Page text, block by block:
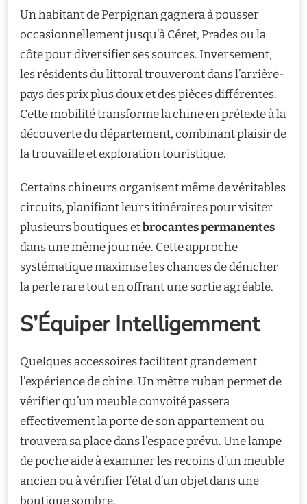
Un habitant de Perpignan gagnera à pousser
occasionnellement jusqu’à Céret, Prades ou la
côte pour diversifier ses sources. Inversement,
les résidents du littoral trouveront dans l’arrière-
pays des prix plus doux et des pièces différentes.
Cette mobilité transforme la chine en prétexte à la
découverte du département, combinant plaisir de
la trouvaille et exploration touristique.
Certains chineurs organisent même de véritables
circuits, planifiant leurs itinéraires pour visiter
plusieurs boutiques etbrocantes permanentes
dans une même journée. Cette approche
systématique maximise les chances de dénicher
la perle rare tout en offrant une sortie agréable.
S’Équiper Intelligemment
Quelques accessoires facilitent grandement
l’expérience de chine. Un mètre ruban permet de
vérifier qu’un meuble convoité passera
effectivement la porte de son appartement ou
trouvera sa place dans l’espace prévu. Une lampe
de poche aide à examiner les recoins d’un meuble
ancien ou à vérifier l’état d’un objet dans une
boutique sombre.